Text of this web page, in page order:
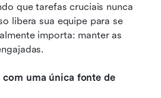
que tarefas cruciais nunca
libera sua equipe para se
importa: manter as
com uma única fonte de